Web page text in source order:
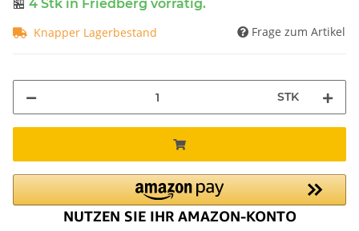
🏪 4 Stk in Friedberg vorrätig.
Knapper Lagerbestand
Frage zum Artikel
STK